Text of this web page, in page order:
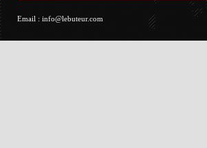
Email : info@lebuteur.com